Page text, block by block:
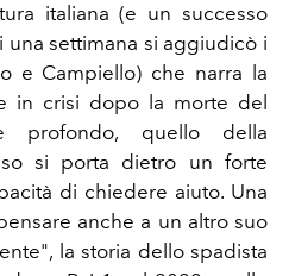
italiana (e un successo
settimana si aggiudicò i
e Campiello) che narra la
in crisi dopo la morte del
profondo, quello della
si porta dietro un forte
di chiedere aiuto. Una
anche a un altro suo
la storia dello spadista